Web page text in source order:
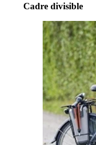
Cadre divisible